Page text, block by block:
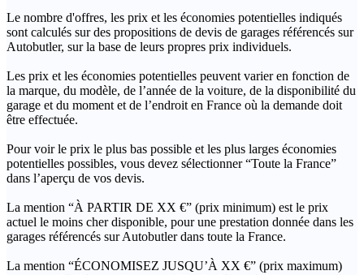
Le nombre d'offres, les prix et les économies potentielles indiqués
sont calculés sur des propositions de devis de garages référencés sur
Autobutler, sur la base de leurs propres prix individuels.
Les prix et les économies potentielles peuvent varier en fonction de
la marque, du modèle, de l’année de la voiture, de la disponibilité du
garage et du moment et de l’endroit en France où la demande doit
être effectuée.
Pour voir le prix le plus bas possible et les plus larges économies
potentielles possibles, vous devez sélectionner “Toute la France”
dans l’aperçu de vos devis.
La mention “À PARTIR DE XX €” (prix minimum) est le prix
actuel le moins cher disponible, pour une prestation donnée dans les
garages référencés sur Autobutler dans toute la France.
La mention “ÉCONOMISEZ JUSQU’À XX €” (prix maximum)